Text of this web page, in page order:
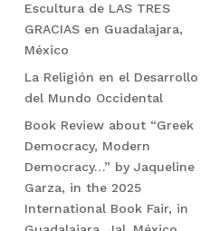
Escultura de LAS TRES
GRACIAS en Guadalajara,
México
La Religión en el Desarrollo
del Mundo Occidental
Book Review about “Greek
Democracy, Modern
Democracy…” by Jaqueline
Garza, in the 2025
International Book Fair, in